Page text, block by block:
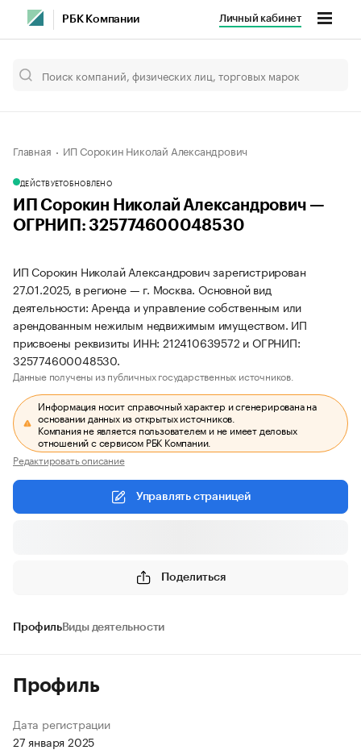
РБК Компании Личный кабинет
Главная ИП Сорокин Николай Александрович
ДЕЙСТВУЕТОБНОВЛЕНО
ИП Сорокин Николай Александрович —
ОГРНИП: 325774600048530
ИП Сорокин Николай Александрович зарегистрирован
27.01.2025, в регионе — г. Москва. Основной вид
деятельности: Аренда и управление собственным или
арендованным нежилым недвижимым имуществом. ИП
присвоены реквизиты ИНН: 212410639572 и ОГРНИП:
325774600048530.
Данные получены из публичных государственных источников.
Информация носит справочный характер и сгенерирована на
основании данных из открытых источников.
Компания не является пользователем и не имеет деловых
отношений с сервисом РБК Компании.
Редактировать описание
Управлять страницей
Поделиться
ПрофильВиды деятельности
Профиль
Дата регистрации
27 января 2025